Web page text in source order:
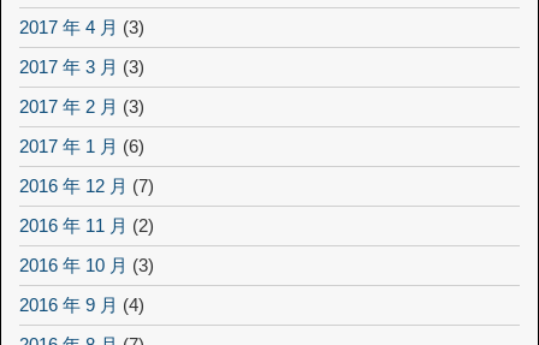
2017 年 4 月 (3)
2017 年 3 月 (3)
2017 年 2 月 (3)
2017 年 1 月 (6)
2016 年 12 月 (7)
2016 年 11 月 (2)
2016 年 10 月 (3)
2016 年 9 月 (4)